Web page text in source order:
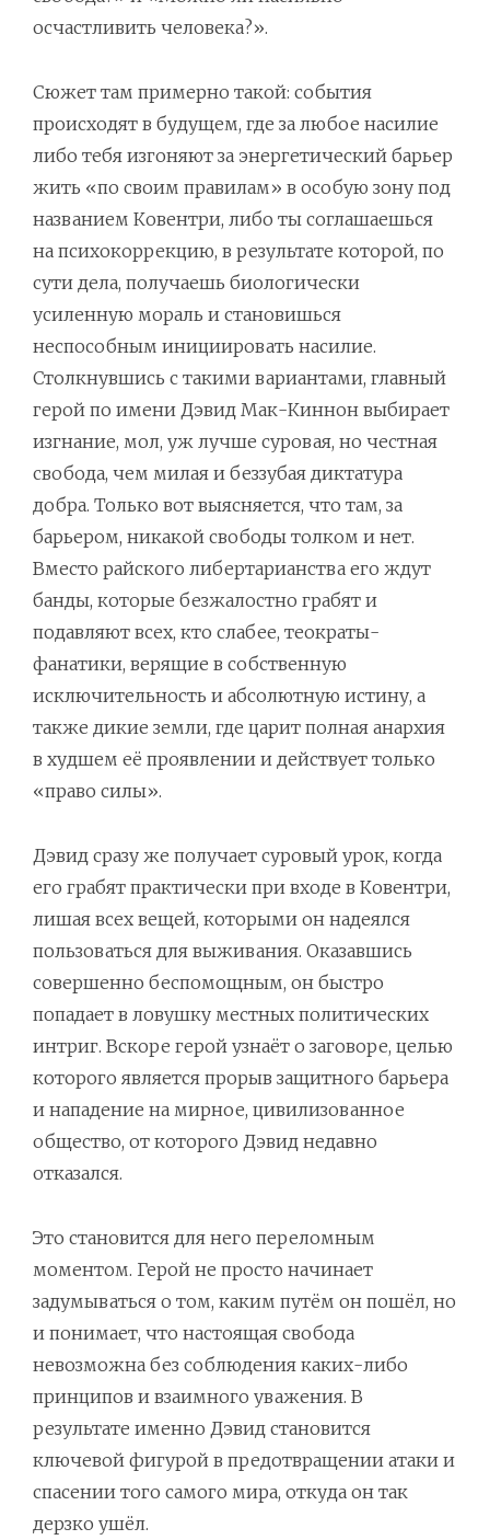
осчастливить человека?».
Сюжет там примерно такой: события
происходят в будущем, где за любое насилие
либо тебя изгоняют за энергетический барьер
жить «по своим правилам» в особую зону под
названием Ковентри, либо ты соглашаешься
на психокоррекцию, в результате которой, по
сути дела, получаешь биологически
усиленную мораль и становишься
неспособным инициировать насилие.
Столкнувшись с такими вариантами, главный
герой по имени Дэвид Мак-Киннон выбирает
изгнание, мол, уж лучше суровая, но честная
свобода, чем милая и беззубая диктатура
добра. Только вот выясняется, что там, за
барьером, никакой свободы толком и нет.
Вместо райского либертарианства его ждут
банды, которые безжалостно грабят и
подавляют всех, кто слабее, теократы-
фанатики, верящие в собственную
исключительность и абсолютную истину, а
также дикие земли, где царит полная анархия
в худшем её проявлении и действует только
«право силы».
Дэвид сразу же получает суровый урок, когда
его грабят практически при входе в Ковентри,
лишая всех вещей, которыми он надеялся
пользоваться для выживания. Оказавшись
совершенно беспомощным, он быстро
попадает в ловушку местных политических
интриг. Вскоре герой узнаёт о заговоре, целью
которого является прорыв защитного барьера
и нападение на мирное, цивилизованное
общество, от которого Дэвид недавно
отказался.
Это становится для него переломным
моментом. Герой не просто начинает
задумываться о том, каким путём он пошёл, но
и понимает, что настоящая свобода
невозможна без соблюдения каких-либо
принципов и взаимного уважения. В
результате именно Дэвид становится
ключевой фигурой в предотвращении атаки и
спасении того самого мира, откуда он так
дерзко ушёл.